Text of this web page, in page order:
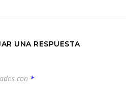
UNA RESPUESTA
con *